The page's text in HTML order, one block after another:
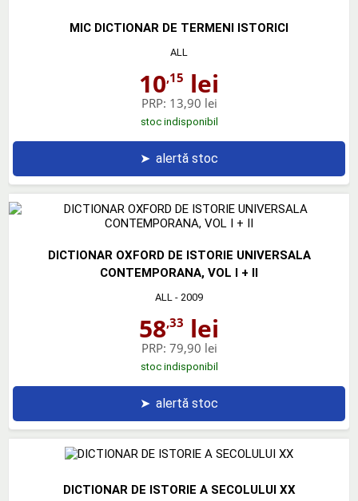
MIC DICTIONAR DE TERMENI ISTORICI
ALL
10,15 lei
PRP: 13,90 lei
stoc indisponibil
➤ alertă stoc
DICTIONAR OXFORD DE ISTORIE UNIVERSALA
CONTEMPORANA, VOL I + II
ALL - 2009
58,33 lei
PRP: 79,90 lei
stoc indisponibil
➤ alertă stoc
DICTIONAR DE ISTORIE A SECOLULUI XX